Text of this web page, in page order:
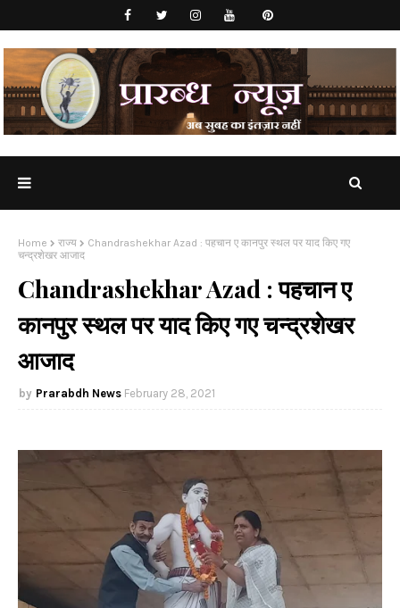
Home राज्य
Chandrashekhar Azad : पहचान ए कानपुर स्थल पर याद किए गए
चन्द्रशेखर आजाद
Chandrashekhar Azad : पहचान ए
कानपुर स्थल पर याद किए गए चन्द्रशेखर
आजाद
Prarabdh News February 28, 2021